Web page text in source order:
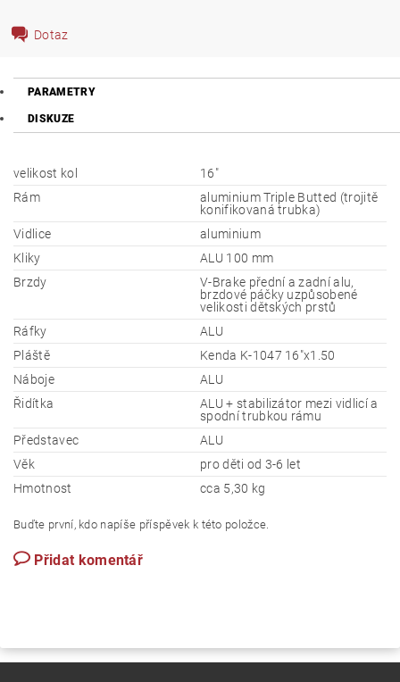
Dotaz
PARAMETRY
DISKUZE
velikost kol
16"
Rám
aluminium Triple Butted (trojitě
konifikovaná trubka)
Vidlice
aluminium
Kliky
ALU 100 mm
Brzdy
V-Brake přední a zadní alu,
brzdové páčky uzpůsobené
velikosti dětských prstů
Ráfky
ALU
Pláště
Kenda K-1047 16"x1.50
Náboje
ALU
Řidítka
ALU + stabilizátor mezi vidlicí a
spodní trubkou rámu
Představec
ALU
Věk
pro děti od 3-6 let
Hmotnost
cca 5,30 kg
Buďte první, kdo napíše příspěvek k této položce.
Přidat komentář